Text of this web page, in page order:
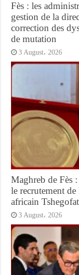
Fès : les
gestion de la
correction des
de mutation
3 August، 2026
Maghreb de Fès
le recrutement
africain
3 August، 2026